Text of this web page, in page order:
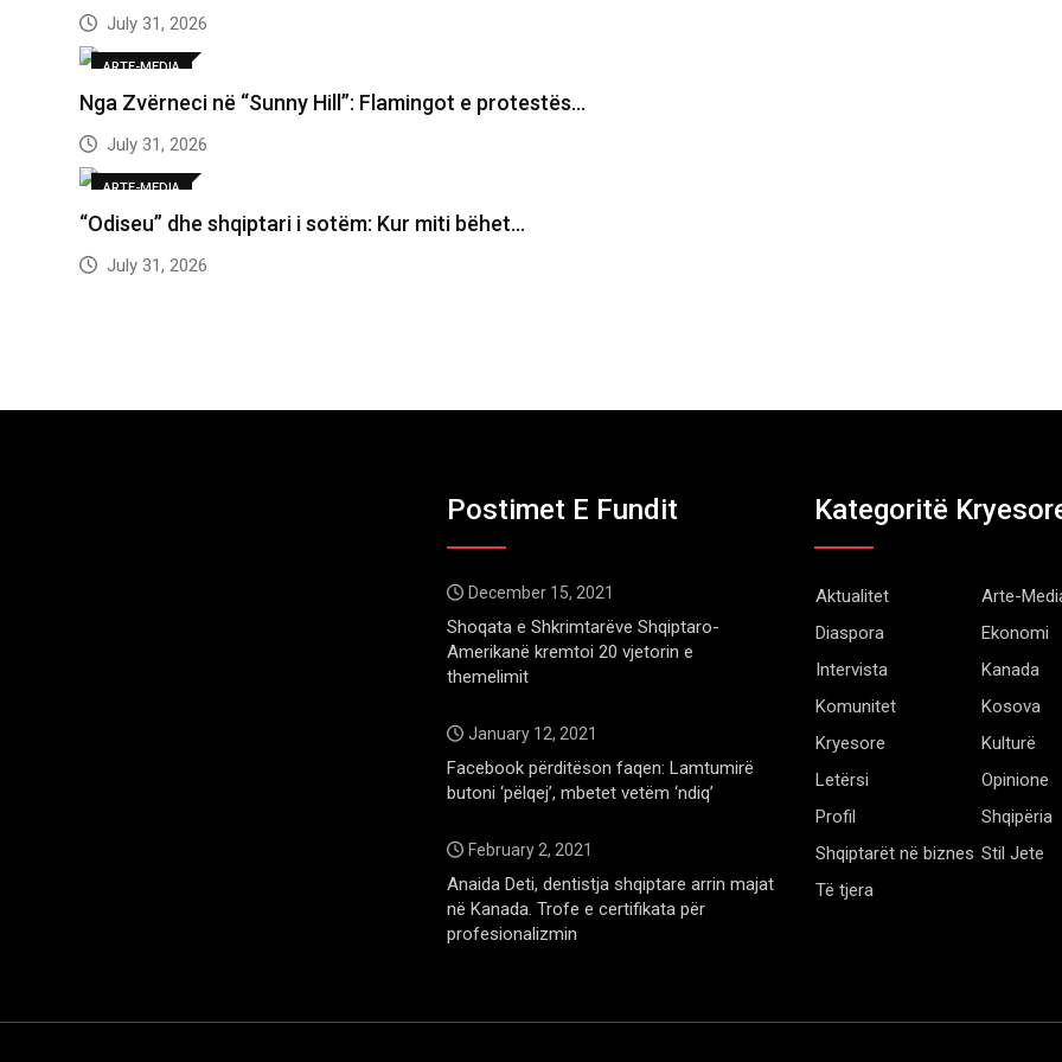
July 31, 2026
ARTE-MEDIA
Nga Zvërneci në “Sunny Hill”: Flamingot e protestës…
July 31, 2026
ARTE-MEDIA
“Odiseu” dhe shqiptari i sotëm: Kur miti bëhet…
July 31, 2026
Postimet E Fundit
December 15, 2021
Shoqata e Shkrimtarëve Shqiptaro-
Amerikanë kremtoi 20 vjetorin e
themelimit
January 12, 2021
Facebook përditëson faqen: Lamtumirë
butoni ‘pëlqej’, mbetet vetëm ‘ndiq’
February 2, 2021
Anaida Deti, dentistja shqiptare arrin majat
në Kanada. Trofe e certifikata për
profesionalizmin
Kategoritë
Aktualitet
Arte-
Diaspora
Ekonomi
Intervista
Kanada
Komunitet
Kosova
Kryesore
Kulturë
Letërsi
Opinione
Profil
Shqipëria
Shqiptarët në biznes Stil Jete
Të tjera